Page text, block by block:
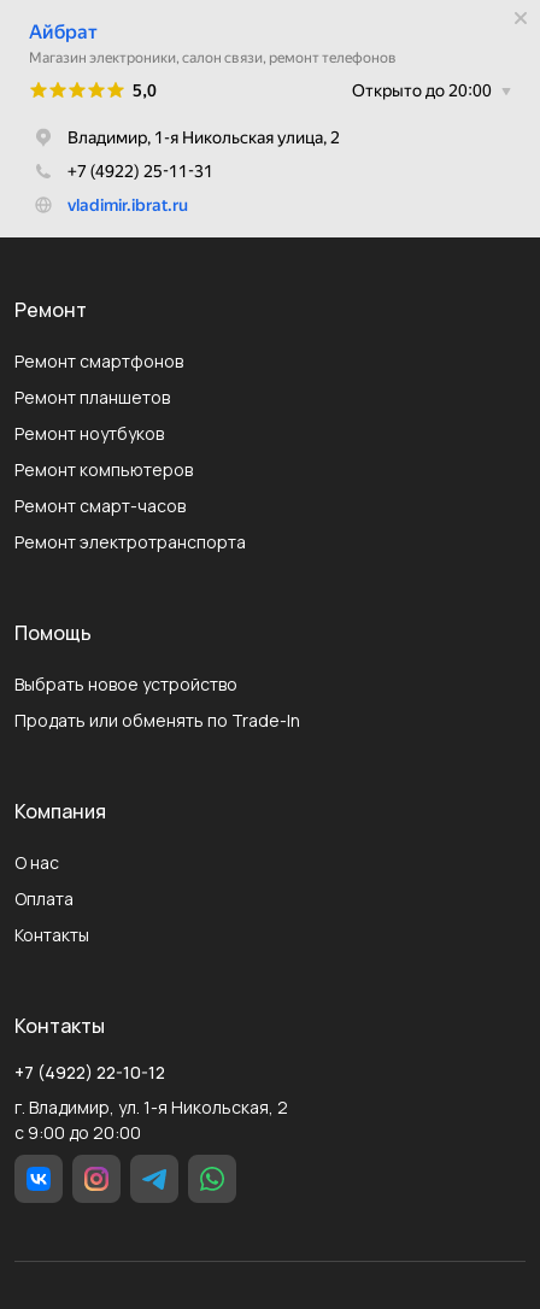
Ремонт
Ремонт смартфонов
Ремонт планшетов
Ремонт ноутбуков
Ремонт компьютеров
Ремонт смарт-часов
Ремонт электротранспорта
Помощь
Выбрать новое устройство
Продать или обменять по Trade-In
Компания
О нас
Оплата
Контакты
Контакты
+7 (4922) 22-10-12
г. Владимир, ул. 1-я Никольская, 2
с 9:00 до 20:00